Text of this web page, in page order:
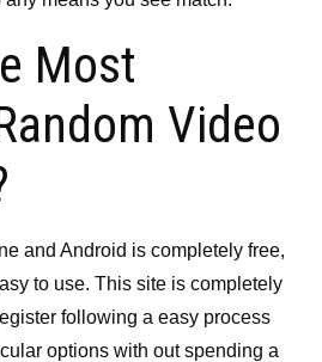
Most
Video
and Android is completely free,
to use. This site is completely
following a easy process
options with out spending a